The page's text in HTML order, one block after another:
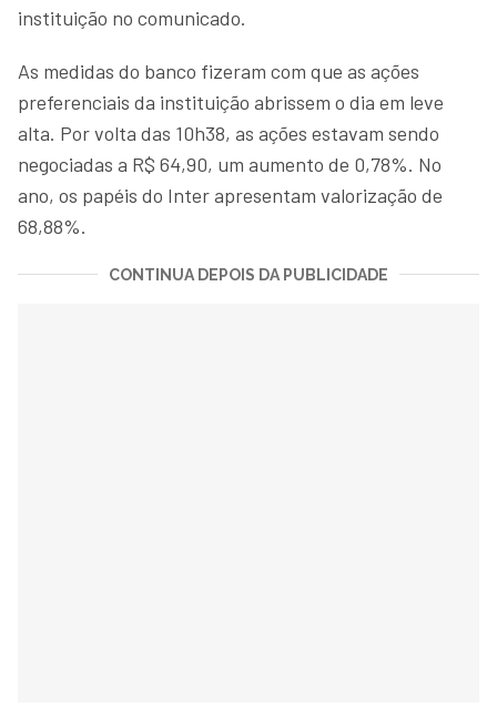
instituição no comunicado.
As medidas do banco fizeram com que as ações
preferenciais da instituição abrissem o dia em leve
alta. Por volta das 10h38, as ações estavam sendo
negociadas a R$ 64,90, um aumento de 0,78%. No
ano, os papéis do Inter apresentam valorização de
68,88%.
CONTINUA DEPOIS DA PUBLICIDADE